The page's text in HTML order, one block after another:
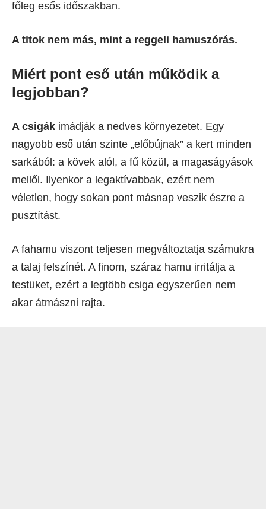
főleg esős időszakban.
A titok nem más, mint a reggeli hamuszórás.
Miért pont eső után működik a
legjobban?
A csigák imádják a nedves környezetet. Egy
nagyobb eső után szinte „előbújnak” a kert minden
sarkából: a kövek alól, a fű közül, a magaságyások
mellől. Ilyenkor a legaktívabbak, ezért nem
véletlen, hogy sokan pont másnap veszik észre a
pusztítást.
A fahamu viszont teljesen megváltoztatja számukra
a talaj felszínét. A finom, száraz hamu irritálja a
testüket, ezért a legtöbb csiga egyszerűen nem
akar átmászni rajta.